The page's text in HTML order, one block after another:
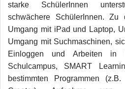
starke SchülerInnen
schwächere SchülerInnen.
Umgang mit iPad und Laptop,
Umgang mit Suchmaschinen,
Einloggen und Arbeiten in
Schulcampus, SMART
bestimmten Programmen